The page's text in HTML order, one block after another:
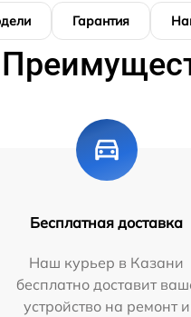
Гарантия
Бесплатная доставка
Наш курьер в Казани
бесплатно доставит
устройство на ремонт и